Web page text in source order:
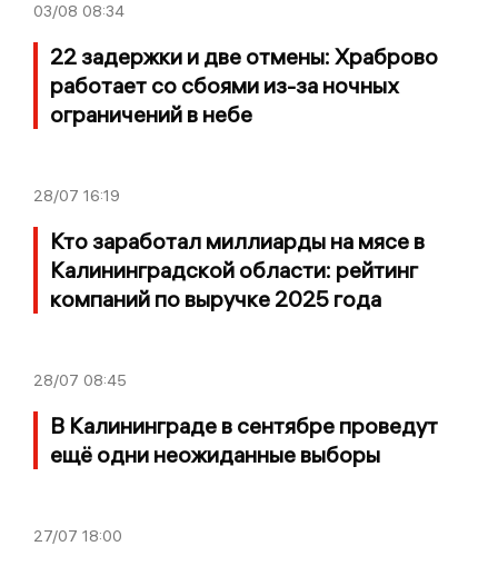
03/08 08:34
22 задержки и две отмены: Храброво
работает со сбоями из-за ночных
ограничений в небе
28/07 16:19
Кто заработал миллиарды на мясе в
Калининградской области: рейтинг
компаний по выручке 2025 года
28/07 08:45
В Калининграде в сентябре проведут
ещё одни неожиданные выборы
27/07 18:00